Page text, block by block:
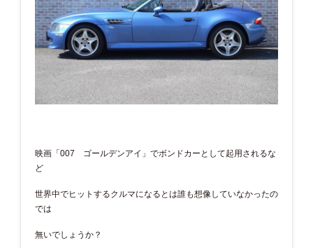
映画「007 ゴールデンアイ」でボンドカーとして起用されるな
ど
世界中でヒットするクルマになるとは誰も想像していなかったの
では
無いでしょうか？